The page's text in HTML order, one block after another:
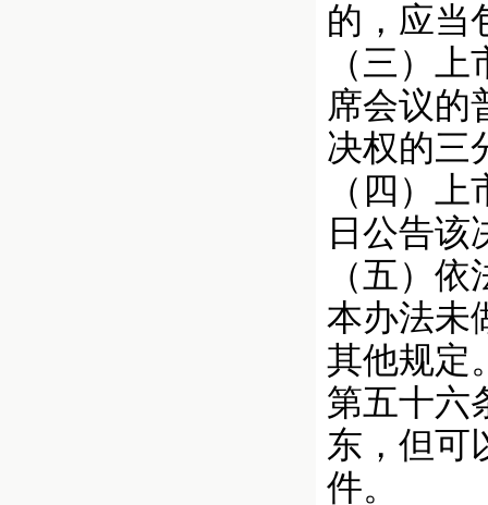
的，应当
（三）
席会议的
决权的三
（四）
日公告该
（五）
本办法未
其他规定
第五十六
东，但可
件。